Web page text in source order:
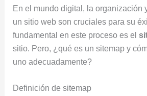
En el mundo digital, la organización
un sitio web son cruciales para su
fundamental en este proceso es el
sitio. Pero, ¿qué es un sitemap y
uno adecuadamente?
Definición de sitemap